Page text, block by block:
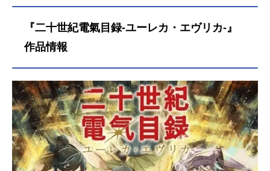
『二十世紀電氣目録-ユーレカ・エヴリカ-』
作品情報